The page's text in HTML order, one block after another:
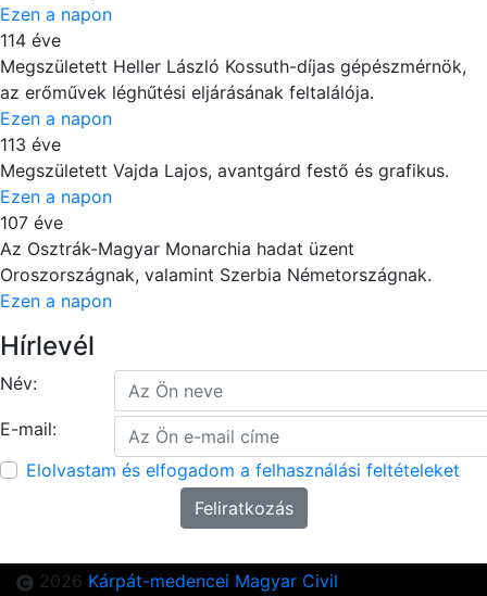
Ezen a napon
114 éve
Megszületett Heller László Kossuth-díjas gépészmérnök,
az erőművek léghűtési eljárásának feltalálója.
Ezen a napon
113 éve
Megszületett Vajda Lajos, avantgárd festő és grafikus.
Ezen a napon
107 éve
Az Osztrák-Magyar Monarchia hadat üzent
Oroszországnak, valamint Szerbia Németországnak.
Ezen a napon
Hírlevél
Név:
E-mail:
Elolvastam és elfogadom a felhasználási feltételeket
2026 Kárpát-medencei Magyar Civil